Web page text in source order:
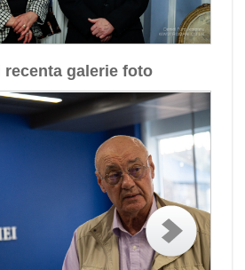
recenta galerie foto